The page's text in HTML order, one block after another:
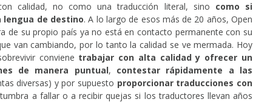
calidad, no como una traducción literal, sino como si
de destino. A lo largo de esos más de 20 años, Open
de su propio país ya no está en contacto permanente con su
van cambiando, por lo tanto la calidad se ve mermada. Hoy
conviene trabajar con alta calidad y ofrecer un
de manera puntual, contestar rápidamente a las
diversas) y por supuesto proporcionar traducciones con
a fallar o a recibir quejas si los traductores llevan años